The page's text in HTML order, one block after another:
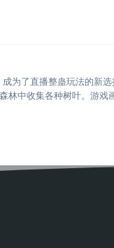
为了直播整蛊玩法的新
中收集各种树叶。游